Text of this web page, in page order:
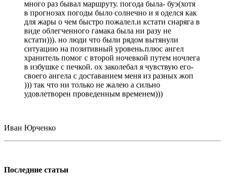
много раз бывал маршруту. погода была- буэ(хотя
в прогнозах погоды было солнечно и я оделся как
для жары о чем быстро пожалел.и кстати снаряга в
виде облегченного гамака была ни разу не
кстати))). но люди что были рядом вытянули
ситуацию на позитивный уровень.плюс ангел
хранитель помог с второй ночевкой путем ночлега
в избушке с печкой. ох заколебал я чувствую его-
своего ангела с доставанием меня из разных жоп
))) так что ни только не жалею а сильно
удовлетворен проведенным временем)))
Иван Юрченко
Последние статьи